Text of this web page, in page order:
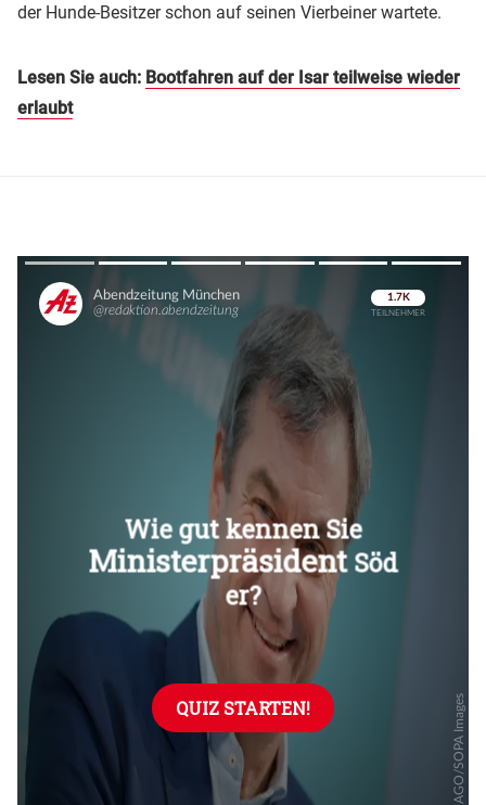
der Hunde-Besitzer schon auf seinen Vierbeiner wartete.
Lesen Sie auch: Bootfahren auf der Isar teilweise wieder
erlaubt
Überspringen
Überspringen